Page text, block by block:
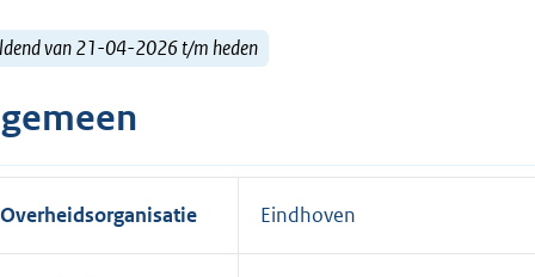
van 21-04-2026 t/m heden
Overheidsorganisatie Eindhoven